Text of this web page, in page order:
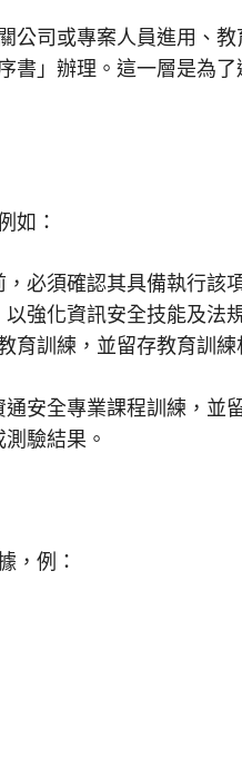
公司或專案人員進用、
書」辦理。這一層是為
如：
必須確認其具備執行該
強化資訊安全技能及法
育訓練，並留存教育訓練
安全專業課程訓練，並
驗結果。
，例：